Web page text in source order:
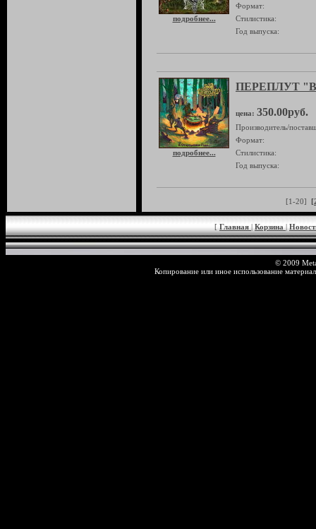
подробнее...
Формат:
Стилистика:
Год выпуска:
подробнее...
ПЕРЕПЛУТ "В
цена: 350.00руб.
Производитель/
Формат:
Стилистика:
Год выпуска:
[1-20]
[ Главная | Корзина |
© 2009
Копирование или иное использование